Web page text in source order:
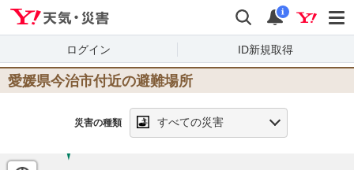
検索 通知
i
ログイン ID新規取得
愛媛県今治市付近の避難場所
災害の種類 すべての災害